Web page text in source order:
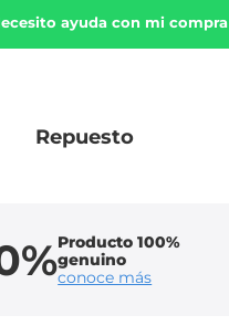
ayuda con mi compra
Repuesto
Producto 100%
genuino
conoce más